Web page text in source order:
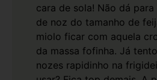
cara de sola! Não dá para
de noz do tamanho de
miolo ficar com aquela
da massa fofinha. Já
nozes rapidinho na